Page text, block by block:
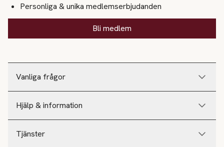
Vanliga frågor
Hjälp & information
Tjänster
Personliga & unika medlemserbjudanden
Bli medlem